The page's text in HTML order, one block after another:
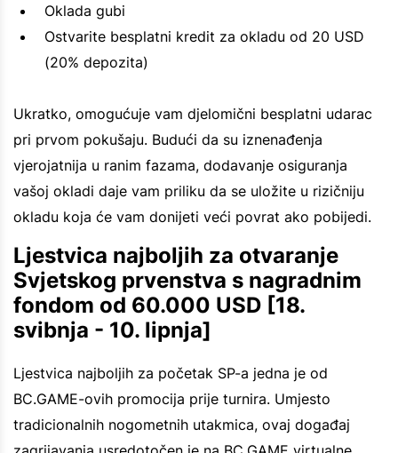
Oklada gubi
Ostvarite besplatni kredit za okladu od 20 USD
(20% depozita)
Ukratko, omogućuje vam djelomični besplatni udarac
pri prvom pokušaju. Budući da su iznenađenja
vjerojatnija u ranim fazama, dodavanje osiguranja
vašoj okladi daje vam priliku da se uložite u rizičniju
okladu koja će vam donijeti veći povrat ako pobijedi.
Ljestvica najboljih za otvaranje
Svjetskog prvenstva s nagradnim
fondom od 60.000 USD [18.
svibnja - 10. lipnja]
Ljestvica najboljih za početak SP-a jedna je od
BC.GAME-ovih promocija prije turnira. Umjesto
tradicionalnih nogometnih utakmica, ovaj događaj